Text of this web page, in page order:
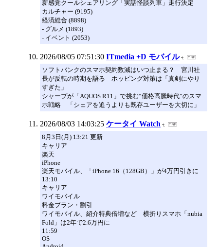
新感覚クールシェアリング「実話怪談列車」走行決定
カルチャー (9195)
経済総合 (8898)
- グルメ (1893)
- イベント (2053)
2026/08/05 07:51:30 ITmedia +D モバイル
ソフトバンクのスマホ契約数減はいつ止まる？ 宮川社
長が反転の時期を語る ホッピング対策は「真剣にやり
すぎた」
シャープが「AQUOS R11」で挑む“価格高騰時代”のスマ
ホ戦略 「シェアを追うよりも既存ユーザーを大切に」
2026/08/03 14:03:25 ケータイ Watch
8月3日(月) 13:21 更新
キャリア
楽天
iPhone
楽天モバイル、「iPhone 16（128GB）」が4万円引きに
13:10
キャリア
ワイモバイル
料金プラン・割引
ワイモバイル、紹介特典倍増など 横折りスマホ「nubia
Fold」は2年で2.6万円に
11:59
OS